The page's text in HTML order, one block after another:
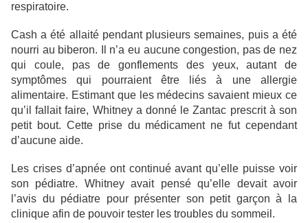
respiratoire.
Cash a été allaité pendant plusieurs semaines, puis a été
nourri au biberon. Il n’a eu aucune congestion, pas de nez
qui coule, pas de gonflements des yeux, autant de
symptômes qui pourraient être liés à une allergie
alimentaire. Estimant que les médecins savaient mieux ce
qu’il fallait faire, Whitney a donné le Zantac prescrit à son
petit bout. Cette prise du médicament ne fut cependant
d’aucune aide.
Les crises d’apnée ont continué avant qu’elle puisse voir
son pédiatre. Whitney avait pensé qu’elle devait avoir
l’avis du pédiatre pour présenter son petit garçon à la
clinique afin de pouvoir tester les troubles du sommeil.